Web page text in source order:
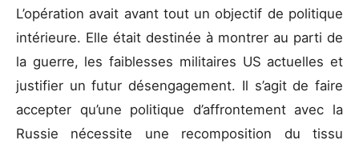
L’opération avait avant tout un objectif de politique
intérieure. Elle était destinée à montrer au parti de
la guerre, les faiblesses militaires US actuelles et
justifier un futur désengagement. Il s’agit de faire
accepter qu’une politique d’affrontement avec la
Russie nécessite une recomposition du tissu